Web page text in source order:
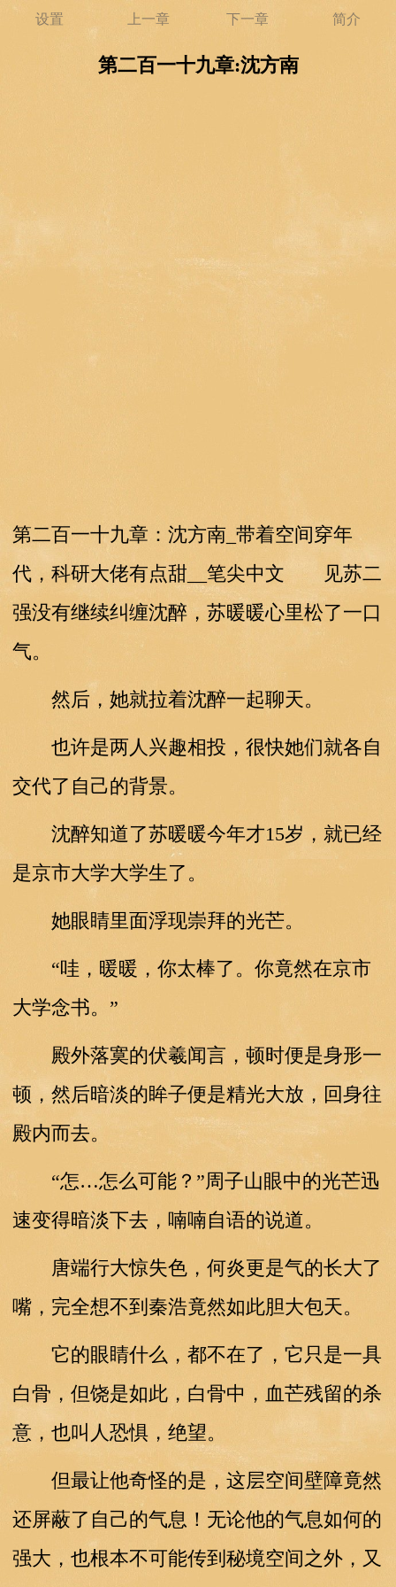
设置 上一章 下一章 简介
第二百一十九章:沈方南
第二百一十九章：沈方南_带着空间穿年
代，科研大佬有点甜__笔尖中文 见苏二
强没有继续纠缠沈醉，苏暖暖心里松了一口
气。
然后，她就拉着沈醉一起聊天。
也许是两人兴趣相投，很快她们就各自
交代了自己的背景。
沈醉知道了苏暖暖今年才15岁，就已经
是京市大学大学生了。
她眼睛里面浮现崇拜的光芒。
“哇，暖暖，你太棒了。你竟然在京市
大学念书。”
殿外落寞的伏羲闻言，顿时便是身形一
顿，然后暗淡的眸子便是精光大放，回身往
殿内而去。
“怎…怎么可能？”周子山眼中的光芒迅
速变得暗淡下去，喃喃自语的说道。
唐端行大惊失色，何炎更是气的长大了
嘴，完全想不到秦浩竟然如此胆大包天。
它的眼睛什么，都不在了，它只是一具
白骨，但饶是如此，白骨中，血芒残留的杀
意，也叫人恐惧，绝望。
但最让他奇怪的是，这层空间壁障竟然
还屏蔽了自己的气息！无论他的气息如何的
强大，也根本不可能传到秘境空间之外，又